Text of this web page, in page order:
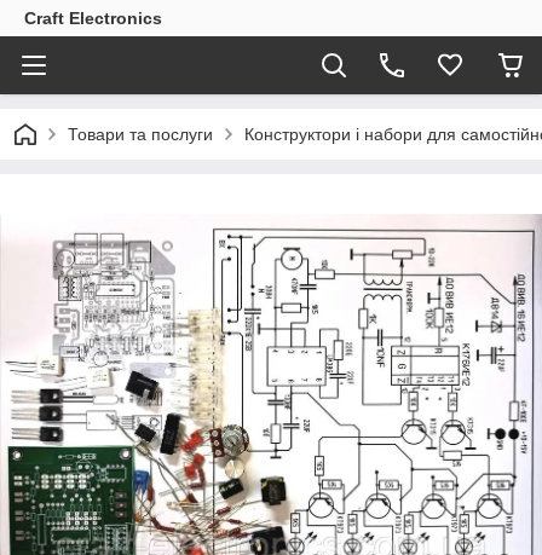
Craft Electronics
Товари та послуги Конструктори і набори для